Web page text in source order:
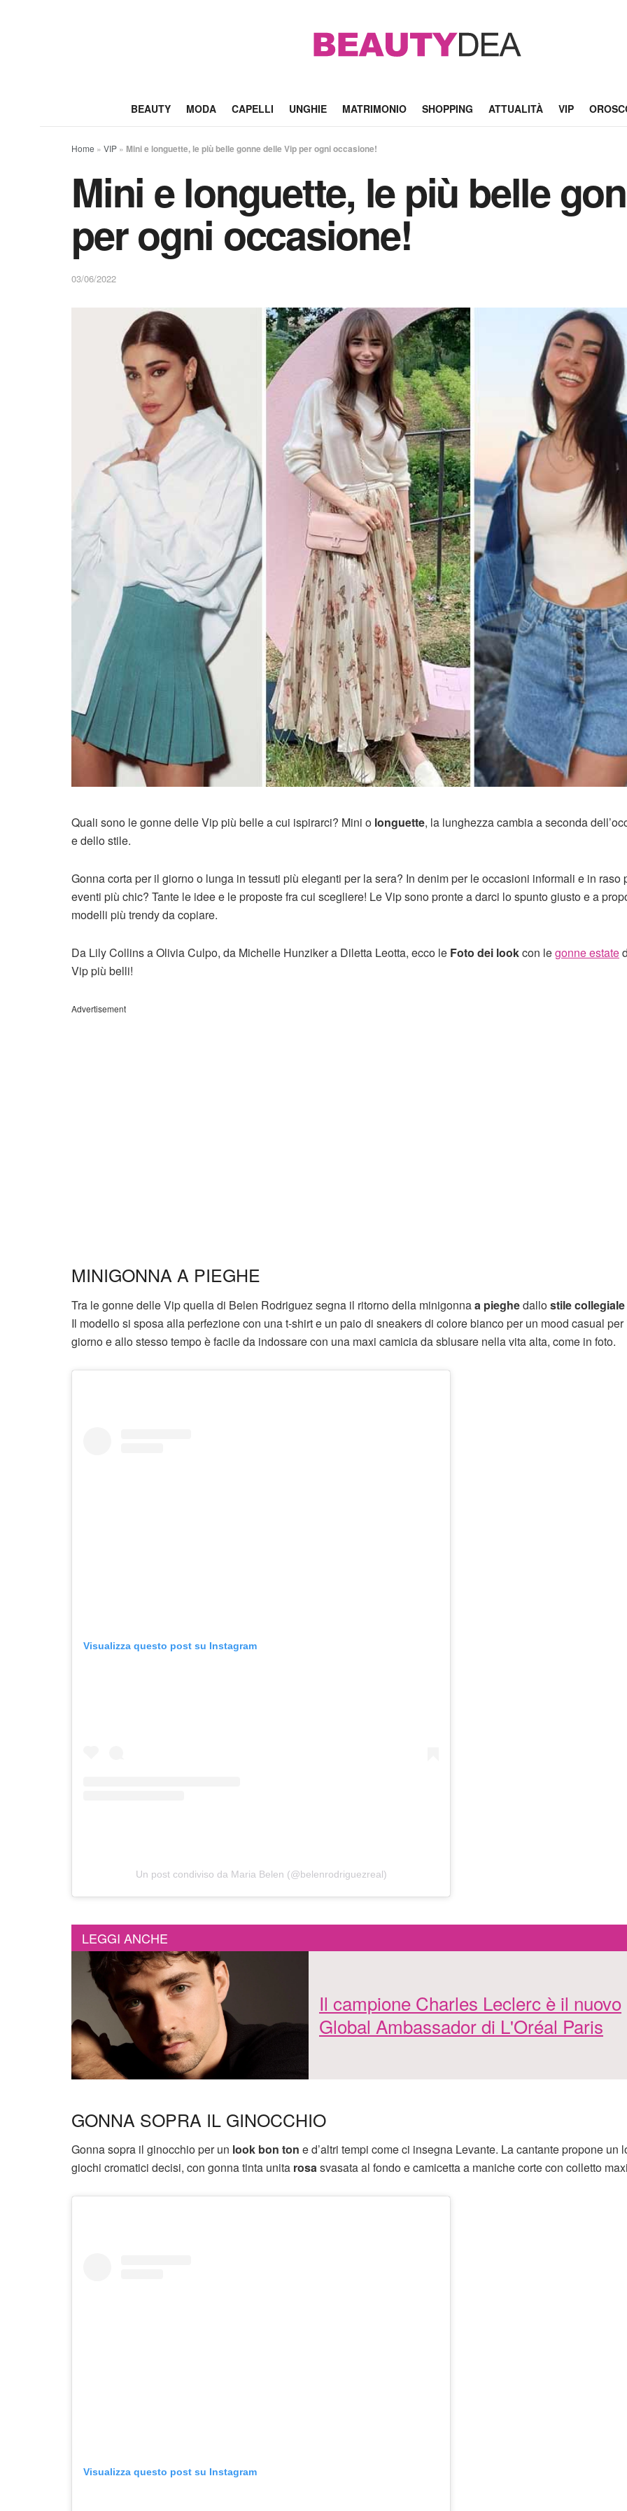
BEAUTY MODA CAPELLI UNGHIE MATRIMONIO SHOPPING ATTUALITÀ VIP
Home » VIP » Mini e longuette, le più belle gonne delle Vip per ogni occasione!
Mini e longuette, le più belle
per ogni occasione!
03/06/2022
Quali sono le gonne delle Vip più belle a cui ispirarci? Mini o longuette, la lunghezza cambia a seconda
e dello stile.
Gonna corta per il giorno o lunga in tessuti più eleganti per la sera? In denim per le occasioni informali e in raso
eventi più chic? Tante le idee e le proposte fra cui scegliere! Le Vip sono pronte a darci lo spunto giusto e a
modelli più trendy da copiare.
Da Lily Collins a Olivia Culpo, da Michelle Hunziker a Diletta Leotta, ecco le Foto dei lookcon legonne estate
Vip più belli!
Advertisement
MINIGONNA A PIEGHE
Tra le gonne delle Vip quella di Belen Rodriguez segna il ritorno della minigonnaa pieghedallostile collegiale
Il modello si sposa alla perfezione con una t-shirt e un paio di sneakers di colore bianco per un mood casual per
giorno e allo stesso tempo è facile da indossare con una maxi camicia da sblusare nella vita alta, come in foto.
Visualizza questo post su Instagram
Un post condiviso da Maria Belen (@belenrodriguezreal)
LEGGI ANCHE
Il campione Charles Leclerc è il nuovo
Global Ambassador di L'Oréal Paris
GONNA SOPRA IL GINOCCHIO
Gonna sopra il ginocchio per un look bon ton e d’altri tempi come ci insegna Levante. La cantante propone un
giochi cromatici decisi, con gonna tinta unita rosasvasata al fondo e camicetta a maniche corte con colletto
Visualizza questo post su Instagram